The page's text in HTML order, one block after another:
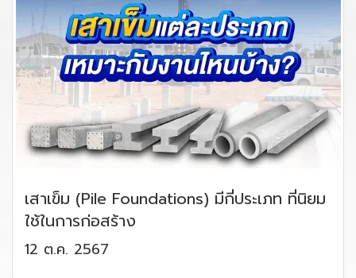
เสาเข็ม (Pile Foundations) มีกี่ประเภท ที่นิยม
ใช้ในการก่อสร้าง
12 ต.ค. 2567